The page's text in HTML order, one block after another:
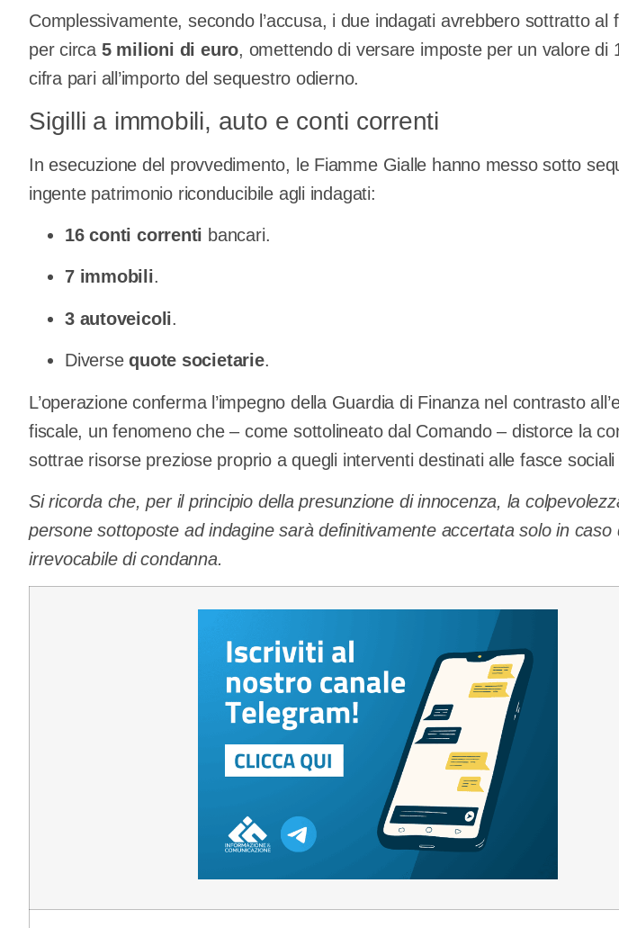
Complessivamente, secondo l’accusa, i due indagati avrebbero sottratto al
per circa 5 milioni di euro, omettendo di versare imposte per un valore di
cifra pari all’importo del sequestro odierno.
Sigilli a immobili, auto e conti correnti
In esecuzione del provvedimento, le Fiamme Gialle hanno messo sotto
ingente patrimonio riconducibile agli indagati:
16 conti correnti bancari.
7 immobili.
3 autoveicoli.
Diversequote societarie.
L’operazione conferma l’impegno della Guardia di Finanza nel contrasto
fiscale, un fenomeno che – come sottolineato dal Comando – distorce la
sottrae risorse preziose proprio a quegli interventi destinati alle fasce sociali
Si ricorda che, per il principio della presunzione di innocenza, la
persone sottoposte ad indagine sarà definitivamente accertata solo in caso
irrevocabile di condanna.